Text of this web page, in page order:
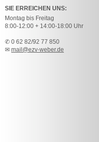
SIE ERREICHEN UNS:
Montag bis Freitag
8:00-12:00 + 14:00-18:00 Uhr
✆ 0 62 82/92 77 850
✉ mail@ezv-weber.de